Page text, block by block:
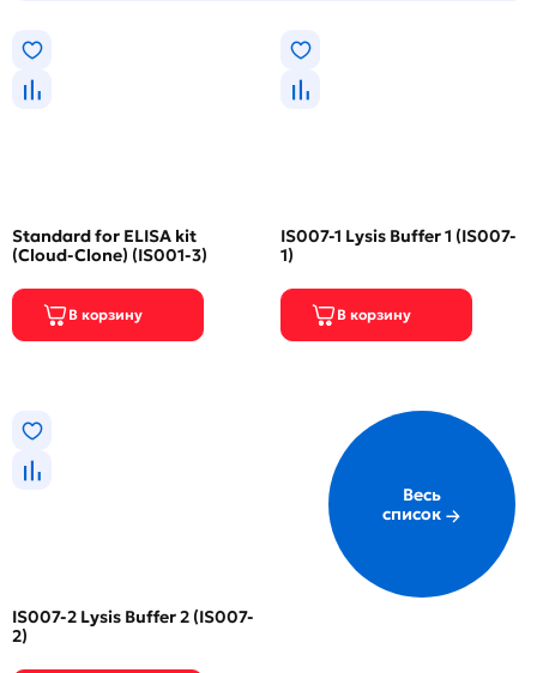
Standard for ELISA kit
(Cloud-Clone) (IS001-3)
IS007-1 Lysis Buffer 1 (IS007-
1)
IS007-2 Lysis Buffer 2 (IS007-
2)
Весь
список